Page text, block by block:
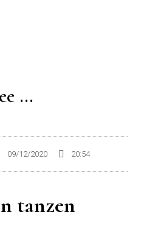
…
09/12/2020 20:54
tanzen